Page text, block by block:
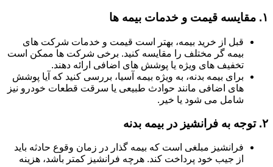
۱. مقایسه قیمت و خدمات بیمه ها
قبل از خرید بیمه، بهتر است قیمت و خدمات شرکت های
بیمه گر مختلف را مقایسه کنید. برخی شرکت ها ممکن است
تخفیف های ویژه یا پوشش های اضافی ارائه دهند.
برای بیمه بدنه، به ویژه بیمه آسیا، بررسی کنید که آیا پوشش
های اضافی مانند حوادث طبیعی یا سرقت قطعات خودرو نیز
شامل می شود یا خیر.
۲. توجه به فرانشیز در بیمه بدنه
فرانشیز مبلغی است که بیمه گذار در زمان وقوع حادثه باید
از جیب خود پرداخت کند. هرچه فرانشیز کمتر باشد، هزینه